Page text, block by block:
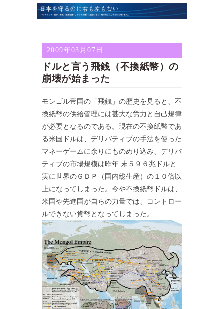
2009年03月07日
ドルと言う飛銭（不換紙幣）の
崩壊が始まった
モンゴル帝国の「飛銭」の歴史を見ると、不
換紙幣の供給管理には甚大な労力と自己規律
が必要となるのである。現在の不換紙幣であ
る米国ドルは、デリバティブの手法を使った
マネーゲームに余りにものめり込み、デリバ
ティブの市場規模は昨年 末５９６兆ドルと
実に世界のＧＤＰ（国内総生産）の１０倍以
上になってしまった。今や不換紙幣ドルは、
米国や先進国が自らの力量では、コントロー
ルできない貨幣となってしまった。